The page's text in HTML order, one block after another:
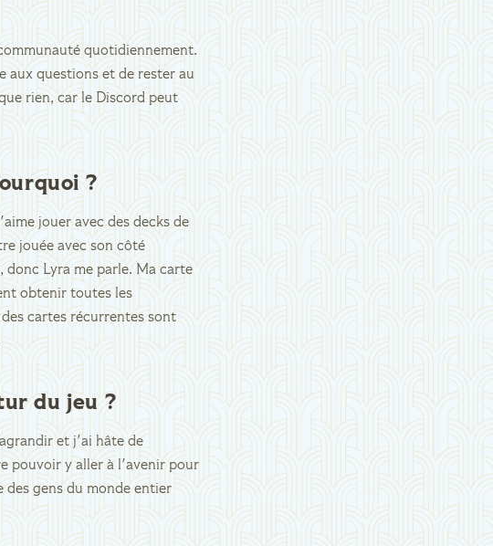
quotidiennement.
aux questions et de rester au
rien, car le Discord peut
?
jouer avec des decks de
jouée avec son côté
donc Lyra me parle. Ma carte
obtenir toutes les
cartes récurrentes sont
du jeu ?
et j'ai hâte de
pouvoir y aller à l'avenir pour
gens du monde entier